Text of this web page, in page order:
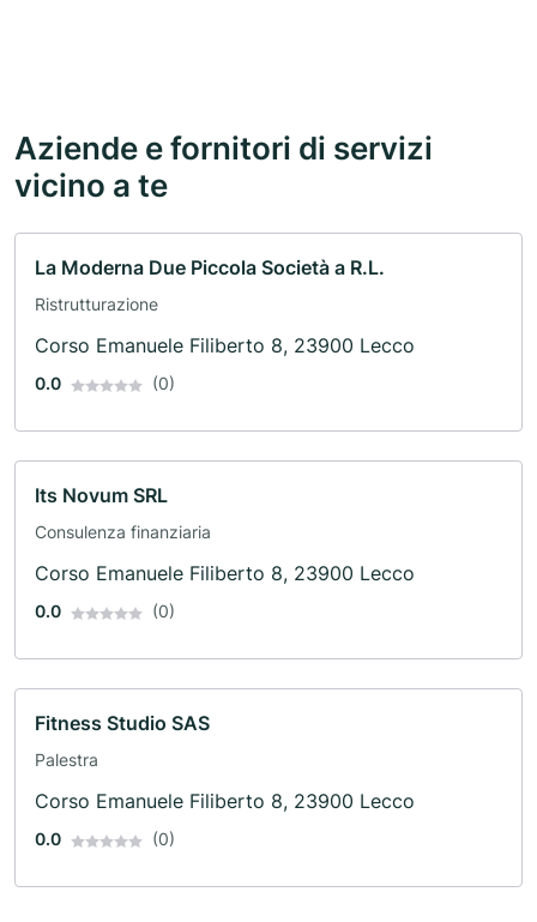
Aziende e fornitori di servizi
vicino a te
La Moderna Due Piccola Società a R.L.
Ristrutturazione
Corso Emanuele Filiberto 8, 23900 Lecco
0.0 (0)
Its Novum SRL
Consulenza finanziaria
Corso Emanuele Filiberto 8, 23900 Lecco
0.0 (0)
Fitness Studio SAS
Palestra
Corso Emanuele Filiberto 8, 23900 Lecco
0.0 (0)